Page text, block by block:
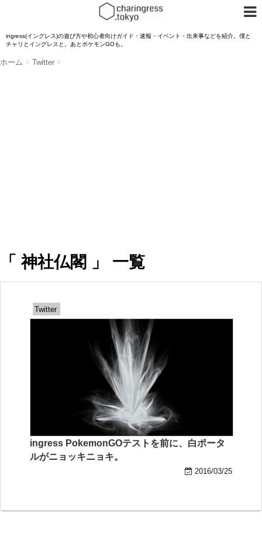
ingress(イングレス)の遊び方や初心者向けガイド・速報・イベント・出来事などを紹介。僕と
チャリとイングレスと。あとポケモンGOも。
ホーム > Twitter >
「 神社仏閣 」 一覧
Twitter
ingress PokemonGOテストを前に、白ポータ
ルがニョッキニョキ。
2016/03/25